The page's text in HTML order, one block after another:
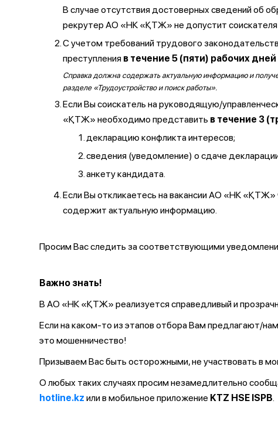
В случае отсутствия достоверных сведений об
рекрутер АО «НК «ҚТЖ» не допустит соискателя
С учетом требований трудового
преступления в течение 5 (пяти) рабочих дней
Справка должна содержать актуальную информацию и
разделе «Трудоустройство и поиск работы».
Если Вы соискатель на руководящую/
«ҚТЖ» необходимо представить в течение 3
декларацию конфликта интересов;
сведения (уведомление) о сдаче
анкету кандидата.
Если Вы откликаетесь на вакансии АО «НК
содержит актуальную информацию.
Просим Вас следить за соответствующими
Важно знать!
В АО «НК «ҚТЖ» реализуется справедливый и
Если на каком-то из этапов отбора Вам предлагают/
это мошенничество!
Призываем Вас быть осторожными, не участвовать в
О любых таких случаях просим незамедлительно
hotline.kz или в мобильное приложение KTZ HSE ISPB.